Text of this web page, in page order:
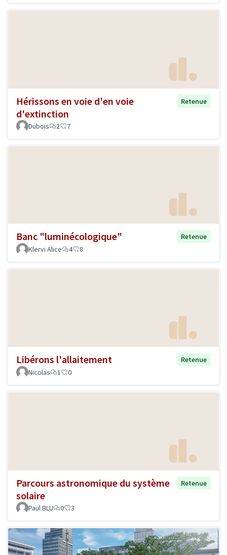
Hérissons en voie d'en voie
d'extinction
Retenue
Dubois 2 7
Banc "luminécologique"
Retenue
Klervi Alice
4 8
Libérons l'allaitement
Retenue
Nicolas
1 0
Parcours astronomique du système
solaire
Retenue
Paul BLU 0 3